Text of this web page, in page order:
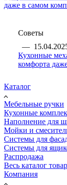
Советы
—
Кухонные
комфорта
Каталог
Мебельные ручки
Кухонные
Наполнение для
Мойки и
Системы для
Системы для
Распродажа
Весь каталог
Компания